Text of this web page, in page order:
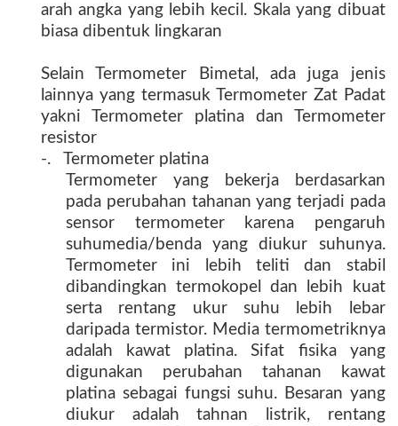
arah angka yang lebih kecil. Skala yang dibuat
biasa dibentuk lingkaran
Selain Termometer Bimetal, ada juga jenis
lainnya yang termasuk Termometer Zat Padat
yakni Termometer platina dan Termometer
resistor
-. Termometer platina
Termometer yang bekerja berdasarkan
pada perubahan tahanan yang terjadi pada
sensor termometer karena pengaruh
suhumedia/benda yang diukur suhunya.
Termometer ini lebih teliti dan stabil
dibandingkan termokopel dan lebih kuat
serta rentang ukur suhu lebih lebar
daripada termistor. Media termometriknya
adalah kawat platina. Sifat fisika yang
digunakan perubahan tahanan kawat
platina sebagai fungsi suhu. Besaran yang
diukur adalah tahnan listrik, rentang